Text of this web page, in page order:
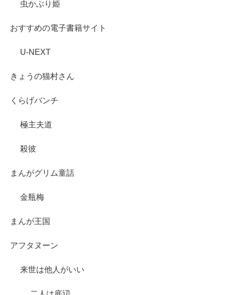
虫かぶり姫
おすすめの電子書籍サイト
U-NEXT
きょうの猫村さん
くらげバンチ
極主夫道
殺彼
まんがグリム童話
金瓶梅
まんが王国
アフタヌーン
来世は他人がいい